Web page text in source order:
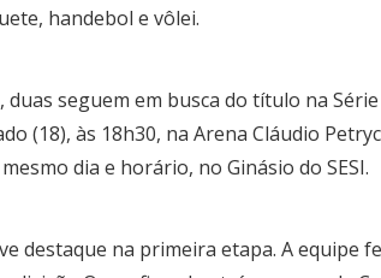
handebol e vôlei.
seguem em busca do título na
(18), às 18h30, na Arena Cláudio
dia e horário, no Ginásio do SESI.
destaque na primeira etapa. A equipe